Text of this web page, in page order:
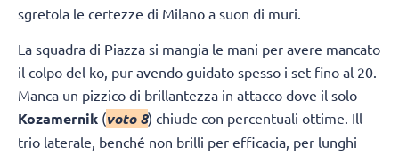
sgretola le certezze di Milano a suon di muri.
La squadra di Piazza si mangia le mani per avere mancato
il colpo del ko, pur avendo guidato spesso i set fino al 20.
Manca un pizzico di brillantezza in attacco dove il solo
Kozamernik (voto 8) chiude con percentuali ottime. Ill
trio laterale, benché non brilli per efficacia, per lunghi